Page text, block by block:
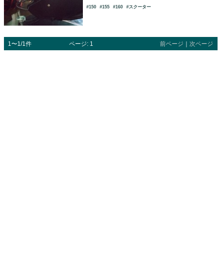
#150 #155 #160 #スクーター
1〜1/1件 ページ: 1 前ページ ｜ 次ページ